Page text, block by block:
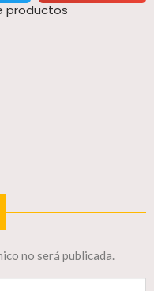
productos
no será publicada.